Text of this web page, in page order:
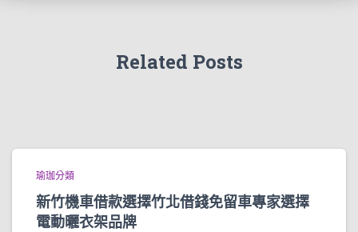
Related Posts
瑜珈分類
新竹機車借款選擇竹北借錢免留車專家選擇
電動曬衣架品牌